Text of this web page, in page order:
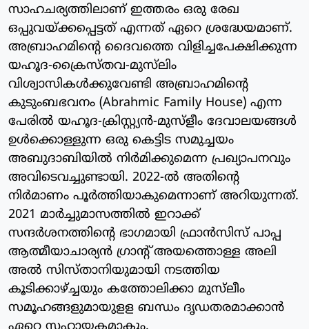
സാഹചര്യത്തിലാണ് ഇത്തരം ഒരു രേഖ
ഒപ്പുവയ്ക്കപ്പെട്ടത് എന്നത് ഏറെ ശ്രദ്ധേയമാണ്.
അബ്രാഹമിന്റെ ദൈവത്തെ വിളിച്ചപേക്ഷിക്കുന്ന
യഹൂദ-ക്രൈസ്തവ-മുസ്‌ലിം
വിശ്വാസികള്‍ക്കുവേണ്ടി അബ്രാഹമിന്റെ
കുടുംബഭവനം (Abrahmic Family House) എന്ന
പേരില്‍ യഹൂദ-ക്രിസ്റ്റ്യന്‍-മുസ്‌ളീം ദേവാലയങ്ങള്‍
ഉള്‍ക്കൊള്ളുന്ന ഒരു കെട്ടിട സമുച്ചയം
അബുദാബിയില്‍ നിര്‍മിക്കുമെന്ന പ്രഖ്യാപനവും
അവിടെവച്ചുണ്ടായി. 2022-ല്‍ അതിന്റെ
നിര്‍മാണം പൂര്‍ത്തിയാകുമെന്നാണ് അറിയുന്നത്.
2021 മാര്‍ച്ചുമാസത്തില്‍ ഇറാക്ക്
സന്ദര്‍ശനത്തിന്റെ ഭാഗമായി ഫ്രാന്‍സിസ് പാപ്പ
ആത്മീയാചാര്യന്‍ ഗ്രാന്റ് അയത്തൊള്ള അലി
അല്‍ സിസ്താനിയുമായി നടത്തിയ
കൂടിക്കാഴ്ച്ചയും കത്തോലിക്കാ മുസ്‌ലീം
സമൂഹങ്ങളുമായുളള ബന്ധം ദൃഡതരമാക്കാന്‍